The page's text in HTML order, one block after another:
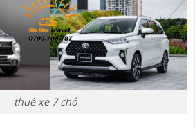
thuê xe 7 chỗ